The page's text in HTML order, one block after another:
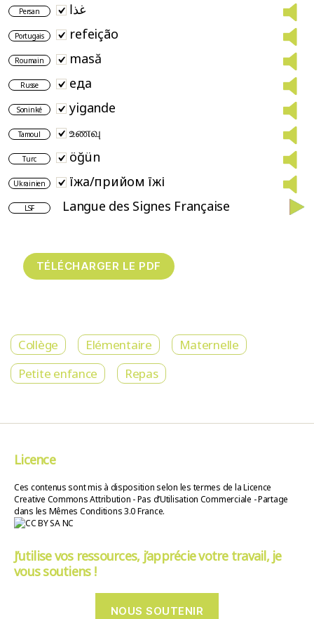
Persan غذا
Portugais refeição
Roumain masă
Russe еда
Soninké yigande
Tamoul உணவு
Turc öğün
Ukrainien їжа/прийом їжі
LSF Langue des Signes Française
Collège Elémentaire
Maternelle
Petite enfance
Repas
Licence
Ces contenus sont mis à disposition selon les termes de la Licence
Creative Commons Attribution - Pas d’Utilisation Commerciale - Partage
dans les Mêmes Conditions 3.0 France.
J’utilise vos ressources, j’apprécie votre travail, je
vous soutiens !
NOUS SOUTENIR